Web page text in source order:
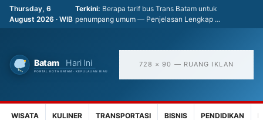
Thursday, 6
August 2026 · WIB
Terkini: Berapa tarif bus Trans Batam untuk
penumpang umum — Penjelasan Lengkap …
728 × 90 — RUANG IKLAN
WISATA KULINER TRANSPORTASI BISNIS PENDIDIKAN